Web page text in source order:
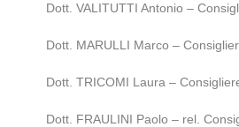
Dott. VALITUTTI Antonio –
Dott. MARULLI Marco –
Dott. TRICOMI Laura –
Dott. FRAULINI Paolo – rel.